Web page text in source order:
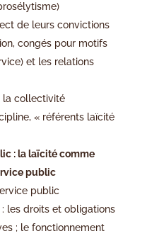
de leurs convictions
congés pour motifs
et les relations
la collectivité
« référents laïcité
: la laïcité comme
public
public
: les droits et obligations
; le fonctionnement